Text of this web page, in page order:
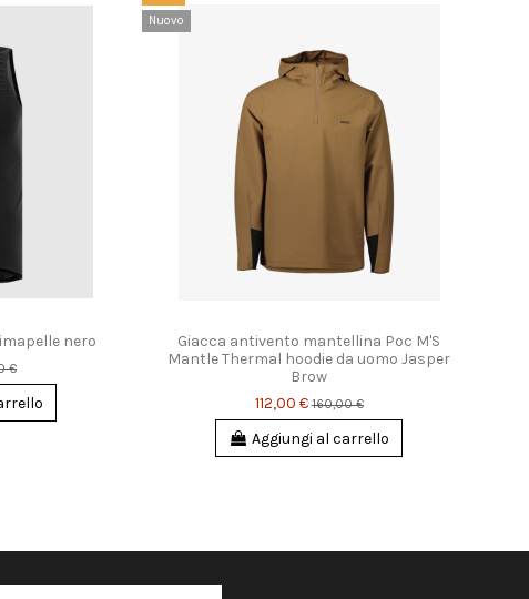
nero
€
Nuovo
Giacca antivento mantellina Poc M'S
Mantle Thermal hoodie da uomo Jasper
Brow
112,00 € 160,00 €
Aggiungi al carrello